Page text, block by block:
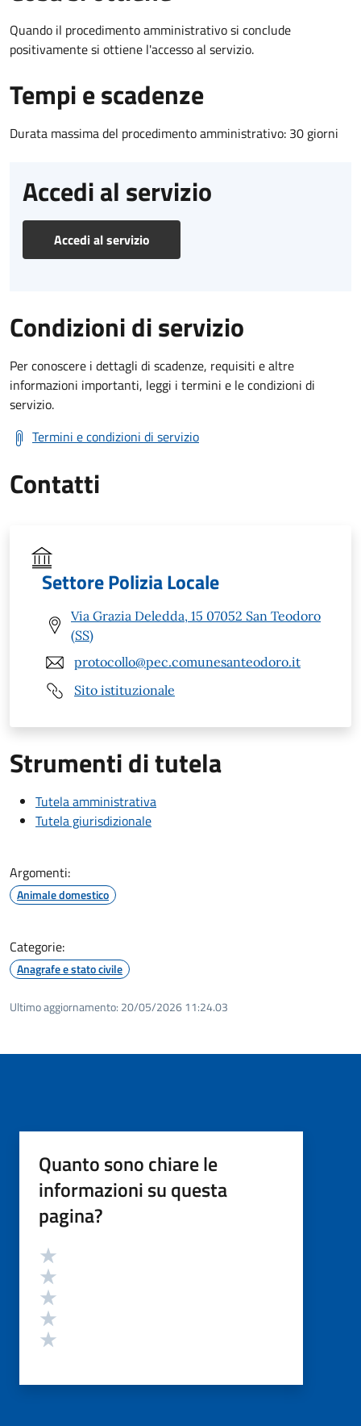
Quando il procedimento amministrativo si conclude
positivamente si ottiene l'accesso al servizio.
Tempi e scadenze
Durata massima del procedimento amministrativo: 30 giorni
Accedi al servizio
Accedi al servizio
Condizioni di servizio
Per conoscere i dettagli di scadenze, requisiti e altre
informazioni importanti, leggi i termini e le condizioni di
servizio.
Termini e condizioni di servizio
Contatti
Settore Polizia Locale
Via Grazia Deledda, 15 07052 San Teodoro
(SS)
protocollo@pec.comunesanteodoro.it
Sito istituzionale
Strumenti di tutela
Tutela amministrativa
Tutela giurisdizionale
Argomenti:
Animale domestico
Categorie:
Anagrafe e stato civile
Ultimo aggiornamento: 20/05/2026 11:24.03
Quanto sono chiare le
informazioni su questa
pagina?
Valutazione